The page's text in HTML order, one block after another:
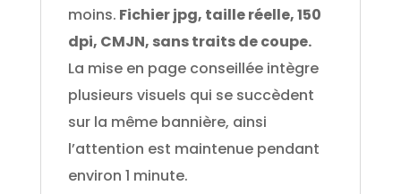
moins. Fichier jpg, taille réelle, 150
dpi, CMJN, sans traits de coupe.
La mise en page conseillée intègre
plusieurs visuels qui se succèdent
sur la même bannière, ainsi
l’attention est maintenue pendant
environ 1 minute.